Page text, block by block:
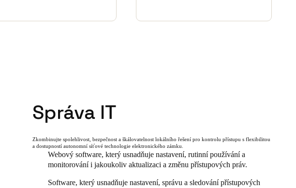
Správa IT
Zkombinujte spolehlivost, bezpečnost a škálovatelnost lokálního řešení pro kontrolu přístupu s flexibilitou
a dostupností autonomní síťové technologie elektronického zámku.
Webový software, který usnadňuje nastavení, rutinní používání a
monitorování i jakoukoliv aktualizaci a změnu přístupových práv.
Software, který usnadňuje nastavení, správu a sledování přístupových